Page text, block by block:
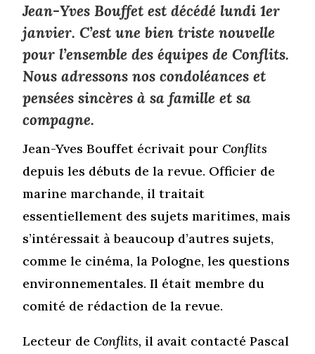
Jean-Yves Bouffet est décédé lundi 1er
janvier. C’est une bien triste nouvelle
pour l’ensemble des équipes deConflits.
Nous adressons nos condoléances et
pensées sincères à sa famille et sa
compagne.
Jean-Yves Bouffet écrivait pourConflits
depuis les débuts de la revue. Officier de
marine marchande, il traitait
essentiellement des sujets maritimes, mais
s’intéressait à beaucoup d’autres sujets,
comme le cinéma, la Pologne, les questions
environnementales. Il était membre du
comité de rédaction de la revue.
Lecteur deConflits, il avait contacté Pascal